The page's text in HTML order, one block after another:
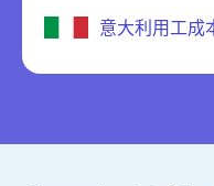
意大利用工成